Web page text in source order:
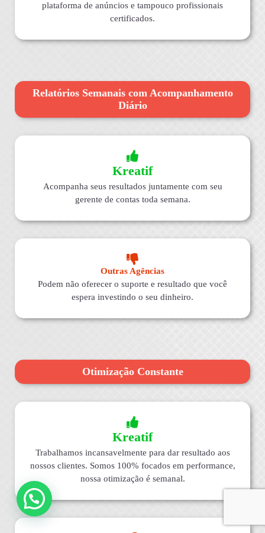
plataforma de anúncios e tampouco profissionais
certificados.
Relatórios Semanais com Acompanhamento
Diário
Kreatif
Acompanha seus resultados juntamente com seu
gerente de contas toda semana.
Outras Agências
Podem não oferecer o suporte e resultado que você
espera investindo o seu dinheiro.
Otimização Constante
Kreatif
Trabalhamos incansavelmente para dar resultado aos
nossos clientes. Somos 100% focados em performance,
nossa otimização é semanal.